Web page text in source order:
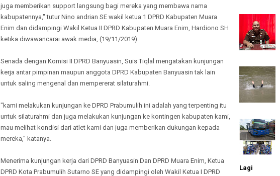
juga memberikan support langsung bagi mereka yang membawa nama
kabupatennya," tutur Nino andrian SE wakil ketua 1 DPRD Kabupaten Muara
Enim dan didampingi Wakil Ketua II DPRD Kabupaten Muara Enim, Hardiono SH
ketika diwawancarai awak media, (19/11/2019).
Senada dengan Komisi II DPRD Banyuasin, Suis Tiqlal mengatakan kunjungan
kerja antar pimpinan maupun anggota DPRD Kabupaten Banyuasin tak lain
untuk saling mengenal dan mempererat silaturahmi.
"kami melakukan kunjungan ke DPRD Prabumulih ini adalah yang terpenting itu
untuk silaturahmi dan juga melakukan kunjungan ke kontingen kabupaten kami,
mau melihat kondisi dari atlet kami dan juga memberikan dukungan kepada
mereka," katanya.
Menerima kunjungan kerja dari DPRD Banyuasin Dan DPRD Muara Enim, Ketua
DPRD Kota Prabumulih Sutarno SE yang didampingi oleh Wakil Ketua I DPRD
Lagi